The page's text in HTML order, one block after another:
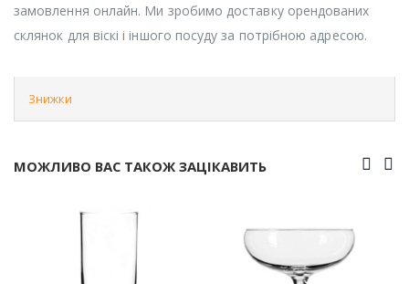
замовлення онлайн. Ми зробимо доставку орендованих
склянок для віскі і іншого посуду за потрібною адресою.
Знижки
МОЖЛИВО ВАС ТАКОЖ ЗАЦІКАВИТЬ